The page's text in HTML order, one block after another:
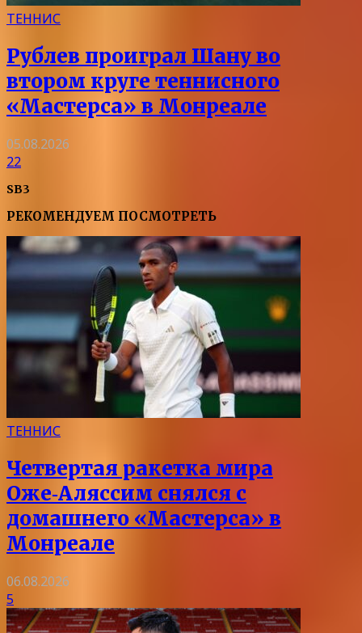
ТЕННИС
Рублев проиграл Шану во
втором круге теннисного
«Мастерса» в Монреале
05.08.2026
22
SB3
РЕКОМЕНДУЕМ ПОСМОТРЕТЬ
ТЕННИС
Четвертая ракетка мира
Оже‑Аляссим снялся с
домашнего «Мастерса» в
Монреале
06.08.2026
5